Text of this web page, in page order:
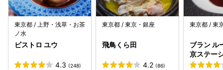
東京都 / 上野・浅草・お茶
ノ水
ビストロ ユウ
4.3 (248)
東京都 / 東京・銀座
飛鳥くら田
4.2 (86)
東京都 / 東
ブラン ル
京ステー
内）